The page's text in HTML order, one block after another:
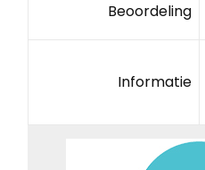
Beoordeling
Informatie